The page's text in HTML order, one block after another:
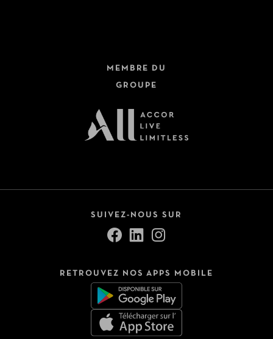
MEMBRE DU
GROUPE
SUIVEZ-NOUS SUR
RETROUVEZ NOS APPS MOBILE